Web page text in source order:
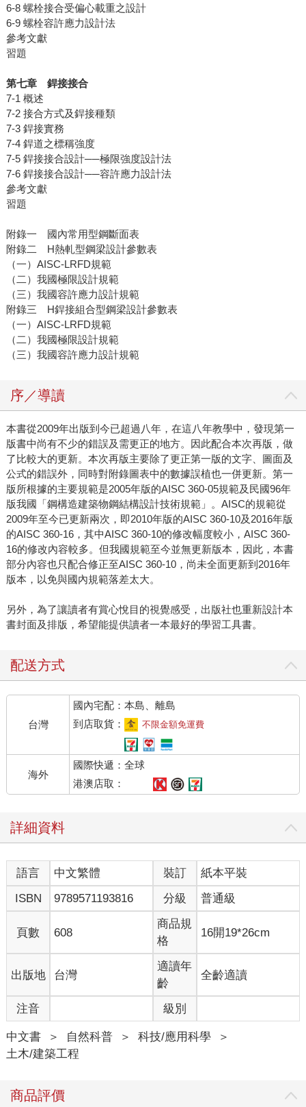
6-8 螺栓接合受偏心載重之設計
6-9 螺栓容許應力設計法
參考文獻
習題
第七章 銲接接合
7-1 概述
7-2 接合方式及銲接種類
7-3 銲接實務
7-4 銲道之標稱強度
7-5 銲接接合設計──極限強度設計法
7-6 銲接接合設計──容許應力設計法
參考文獻
習題
附錄一 國內常用型鋼斷面表
附錄二 H熱軋型鋼梁設計參數表
（一）AISC-LRFD規範
（二）我國極限設計規範
（三）我國容許應力設計規範
附錄三 H銲接組合型鋼梁設計參數表
（一）AISC-LRFD規範
（二）我國極限設計規範
（三）我國容許應力設計規範
序／導讀
本書從2009年出版到今已超過八年，在這八年教學中，發現第一
版書中尚有不少的錯誤及需更正的地方。因此配合本次再版，做
了比較大的更新。本次再版主要除了更正第一版的文字、圖面及
公式的錯誤外，同時對附錄圖表中的數據誤植也一併更新。第一
版所根據的主要規範是2005年版的AISC 360-05規範及民國96年
版我國「鋼構造建築物鋼結構設計技術規範」。AISC的規範從
2009年至今已更新兩次，即2010年版的AISC 360-10及2016年版
的AISC 360-16，其中AISC 360-10的修改幅度較小，AISC 360-
16的修改內容較多。但我國規範至今並無更新版本，因此，本書
部分內容也只配合修正至AISC 360-10，尚未全面更新到2016年
版本，以免與國內規範落差太大。
另外，為了讓讀者有賞心悅目的視覺感受，出版社也重新設計本
書封面及排版，希望能提供讀者一本最好的學習工具書。
配送方式
台灣
國內宅配：本島、離島
到店取貨：
不限金額免運費
海外
國際快遞：全球
港澳店取：
詳細資料
語言 中文繁體 裝訂
紙本平裝
ISBN
9789571193816 分級 普通級
頁數 608
商品規
格
16開19*26cm
出版地 台灣
適讀年
齡
全齡適讀
注音 級別
中文書 ＞ 自然科普 ＞ 科技/應用科學
＞
土木/建築工程
商品評價